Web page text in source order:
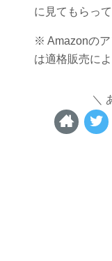
に見てもらって
※ Amazonのア
は適格販売に